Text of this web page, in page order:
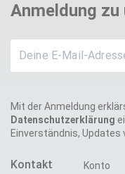
Marketing
Schweiz
Alle Blogeinträge
Anmeldung
Mit der Anmeldung
Datenschutzerklärung
Einverständnis, Updates
Kontakt Konto